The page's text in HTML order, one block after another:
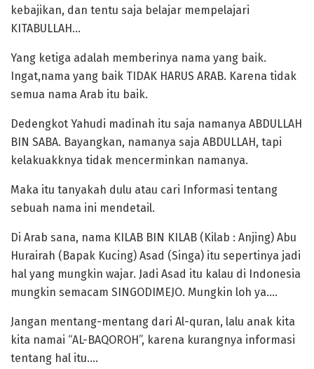
kebajikan, dan tentu saja belajar mempelajari
KITABULLAH…
Yang ketiga adalah memberinya nama yang baik.
Ingat,nama yang baik TIDAK HARUS ARAB. Karena tidak
semua nama Arab itu baik.
Dedengkot Yahudi madinah itu saja namanya ABDULLAH
BIN SABA. Bayangkan, namanya saja ABDULLAH, tapi
kelakuakknya tidak mencerminkan namanya.
Maka itu tanyakah dulu atau cari Informasi tentang
sebuah nama ini mendetail.
Di Arab sana, nama KILAB BIN KILAB (Kilab : Anjing) Abu
Hurairah (Bapak Kucing) Asad (Singa) itu sepertinya jadi
hal yang mungkin wajar. Jadi Asad itu kalau di Indonesia
mungkin semacam SINGODIMEJO. Mungkin loh ya….
Jangan mentang-mentang dari Al-quran, lalu anak kita
kita namai “AL-BAQOROH”, karena kurangnya informasi
tentang hal itu….